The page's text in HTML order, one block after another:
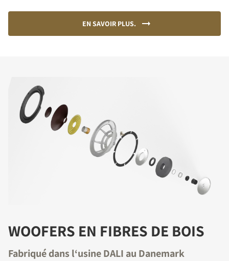
EN SAVOIR PLUS.
WOOFERS EN FIBRES DE BOIS
Fabriqué dans l‘usine DALI au Danemark